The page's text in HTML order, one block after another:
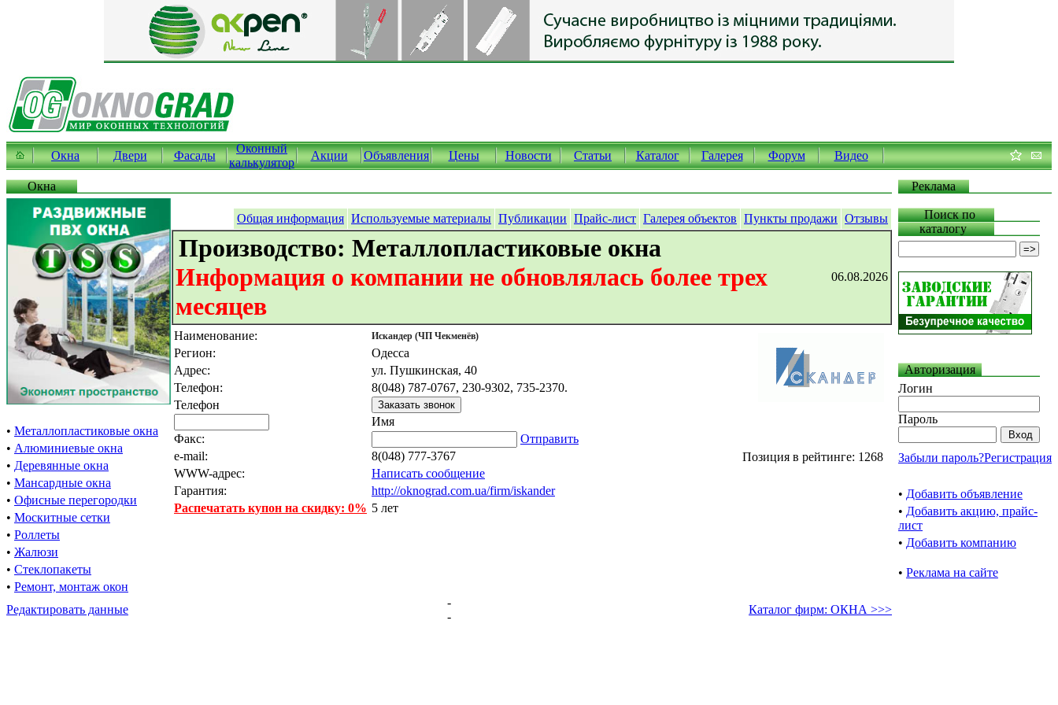
Окна Двери Фасады
Оконный
калькулятор
Акции Объявления Цены Новости Статьи Каталог Галерея Форум Видео
Окна Реклама
• Металлопластиковые окна
• Алюминиевые окна
• Деревянные окна
• Мансардные окна
• Офисные перегородки
• Москитные сетки
• Роллеты
• Жалюзи
• Стеклопакеты
• Ремонт, монтаж окон
Общая информация Используемые материалы Публикации Прайс-лист Галерея объектов Пункты продажи Отзывы
Производство: Металлопластиковые окна
Информация о компании не обновлялась более трех
месяцев
06.08.2026
Наименование:
Регион:
Адрес:
Телефон:
Телефон
Факс:
e-mail:
WWW-адрес:
Гарантия:
Распечатать купон на скидку: 0%
Искандер (ЧП Чекменёв)
Одесса
ул. Пушкинская, 40
8(048) 787-0767, 230-9302, 735-2370.
Имя
Отправить
8(048) 777-3767
Написать сообщение
http://oknograd.com.ua/firm/iskander
5 лет
Позиция в рейтинге: 1268
Поиск по
каталогу
Авторизация
Логин
Пароль
Забыли пароль?Регистрация
• Добавить объявление
• Добавить акцию, прайс-
лист
• Добавить компанию
• Реклама на сайте
Редактировать данные
-
-
Каталог фирм: ОКНА >>>